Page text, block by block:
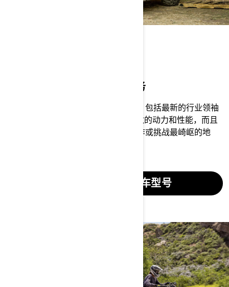
实力非凡，没有完不成的任务
欢迎选购我们的排座式全地形车系列，包括最新的行业领袖
——独行侠 R。它们不仅拥有无可匹敌的动力和性能，而且
经久耐用，可以助您完成最艰辛的工作或挑战最崎岖的地
查看排座式全地形车型号